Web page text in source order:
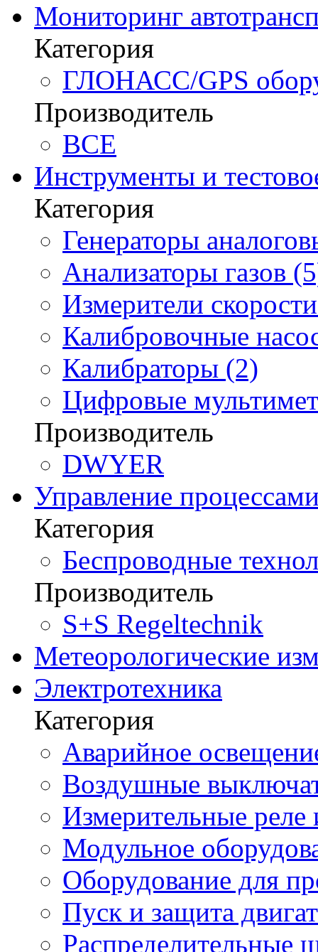
Мониторинг
Категория
ГЛОНАСС/GPS
Производитель
BCE
Инструменты и
Категория
Генераторы
Анализаторы газов
Измерители
Калибровочные
Калибраторы (2)
Цифровые
Производитель
DWYER
Управление
Категория
Беспроводные
Производитель
S+S Regeltechnik
Метеорологические
Электротехника
Категория
Аварийное
Воздушные
Измерительные реле
Модульное
Оборудование для
Пуск и защита
Распределительные